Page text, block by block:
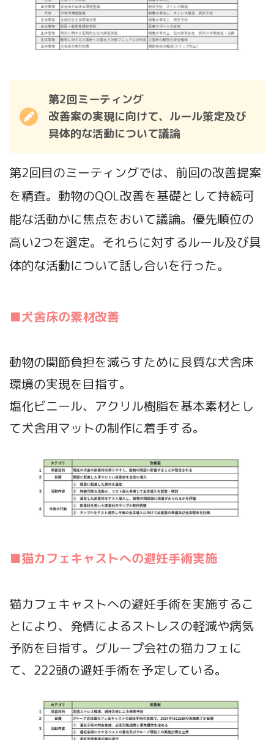
第2回ミーティング
改善案の実現に向けて、ルール策定及び
具体的な活動について議論
第2回目のミーティングでは、前回の改善提案
を精査。動物のQOL改善を基礎として持続可
能な活動かに焦点をおいて議論。優先順位の
高い2つを選定。それらに対するルール及び具
体的な活動について話し合いを行った。
■犬舎床の素材改善
動物の関節負担を減らすために良質な犬舎床
環境の実現を目指す。
塩化ビニール、アクリル樹脂を基本素材とし
て犬舎用マットの制作に着手する。
■猫カフェキャストへの避妊手術実施
猫カフェキャストへの避妊手術を実施するこ
とにより、発情によるストレスの軽減や病気
予防を目指す。グループ会社の猫カフェに
て、222頭の避妊手術を予定している。